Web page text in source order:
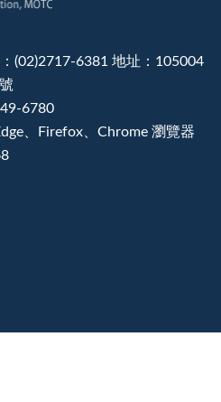
(02)2717-6381 地址：105004
6780
、Firefox、Chrome 瀏覽器